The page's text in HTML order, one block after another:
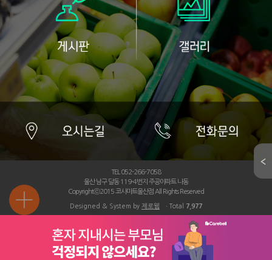
TEL 052-266-7058
울산 남구 달동 119-4번지 주공아파트 나동
Copyrightⓒ2015 코사마트울산점 All Rights Reserved
Designed & System by 제로웹 ㆍTotal 7,977